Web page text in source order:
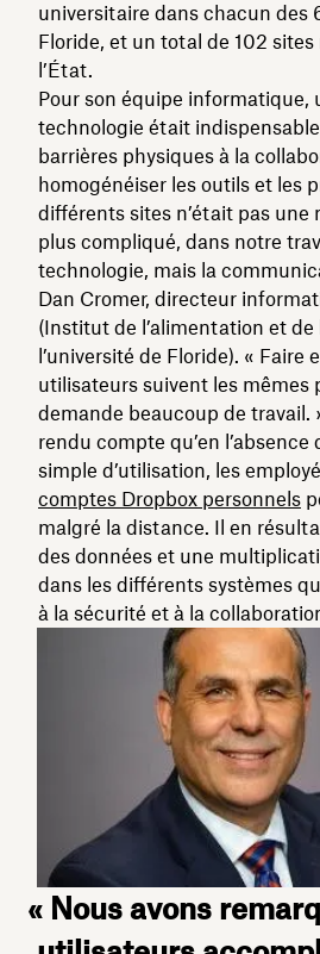
universitaire dans chacun des
Floride, et un total de 102
l’État.
Pour son équipe informatique,
technologie était
barrières physiques à la
homogénéiser les outils et les
différents sites n’était pas une
plus compliqué, dans notre
technologie, mais la
Dan Cromer, directeur
(Institut de l’alimentation et de
l’université de Floride). « Faire
utilisateurs suivent les mêmes
demande beaucoup de travail.
rendu compte qu’en l’absence
simple d’utilisation, les
comptes Dropbox personnels
malgré la distance. Il en
des données et une
dans les différents systèmes
à la sécurité et à la
« Nous avons